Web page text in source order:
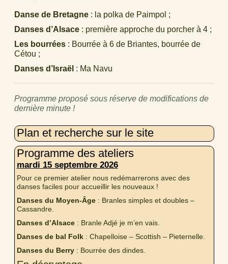
Danse de Bretagne: la polka de Paimpol ;
Danses d’Alsace: première approche du porcher à 4 ;
Les bourrées: Bourrée à 6 de Briantes, bourrée de
Cétou ;
Danses d’Israël : Ma Navu
Programme proposé sous réserve de modifications de
dernière minute !
Plan et recherche sur le site
Programme des ateliers
mardi 15 septembre 2026
Pour ce premier atelier nous redémarrerons avec des
danses faciles pour accueillir les nouveaux !
Danses du Moyen-Âge: Branles simples et doubles –
Cassandre.
Danses d’Alsace: Branle Adjé je m’en vais.
Danses de bal Folk: Chapelloise – Scottish – Pieternelle.
Danses du Berry: Bourrée des dindes.